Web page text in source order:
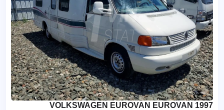
1997 VOLKSWAGEN EUROVAN EUROVAN